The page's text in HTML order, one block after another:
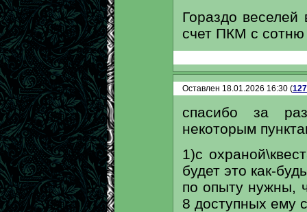
Гораздо веселей
счет ПКМ с сотню
Оставлен 18.01.2026 16:30 (
спасибо за
некоторым
1)с
будет это как-
по опыту нужны,
8 доступных ему